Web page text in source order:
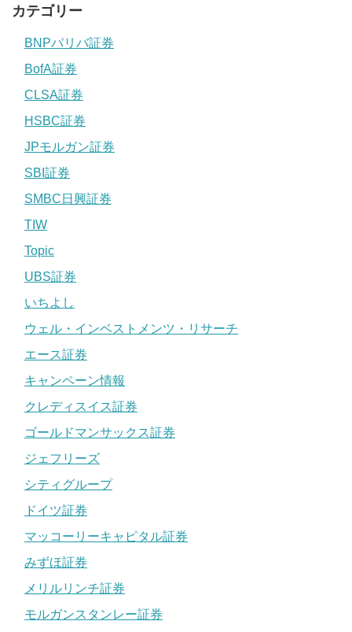
カテゴリー
BNPパリバ証券
BofA証券
CLSA証券
HSBC証券
JPモルガン証券
SBI証券
SMBC日興証券
TIW
Topic
UBS証券
いちよし
ウェル・インベストメンツ・リサーチ
エース証券
キャンペーン情報
クレディスイス証券
ゴールドマンサックス証券
ジェフリーズ
シティグループ
ドイツ証券
マッコーリーキャピタル証券
みずほ証券
メリルリンチ証券
モルガンスタンレー証券